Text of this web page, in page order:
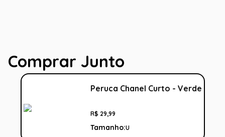
Comprar Junto
Peruca Chanel Curto - Verde
R$ 29,99
Tamanho:U